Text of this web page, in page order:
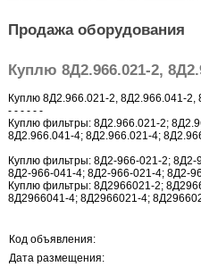
Продажа оборудования
Куплю 8Д2.966.021-2,
Куплю 8Д2.966.021-2, 8Д2.966.041-2,
- - - - - -
Куплю фильтры: 8Д2.966.021-2;
8Д2.966.041-4; 8Д2.966.021-4;
Куплю фильтры: 8Д2-966-021-2; 8Д2-
8Д2-966-041-4; 8Д2-966-021-4; 8Д2-
Куплю фильтры: 8Д2966021-2;
8Д2966041-4; 8Д2966021-4;
Код объявления:
Дата размещения: